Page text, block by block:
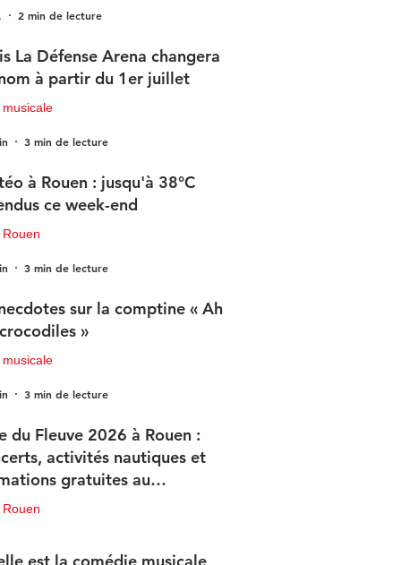
2 min de lecture
La Défense Arena changera
à partir du 1er juillet
musicale
3 min de lecture
à Rouen : jusqu'à 38°C
ce week-end
3 min de lecture
sur la comptine « Ah
»
musicale
3 min de lecture
du Fleuve 2026 à Rouen :
activités nautiques et
gratuites au